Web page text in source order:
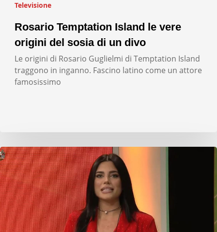
Televisione
Rosario Temptation Island le vere
origini del sosia di un divo
Le origini di Rosario Guglielmi di Temptation Island
traggono in inganno. Fascino latino come un attore
famosissimo